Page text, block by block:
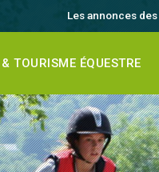
Les annonces
TOURISME ÉQUESTRE